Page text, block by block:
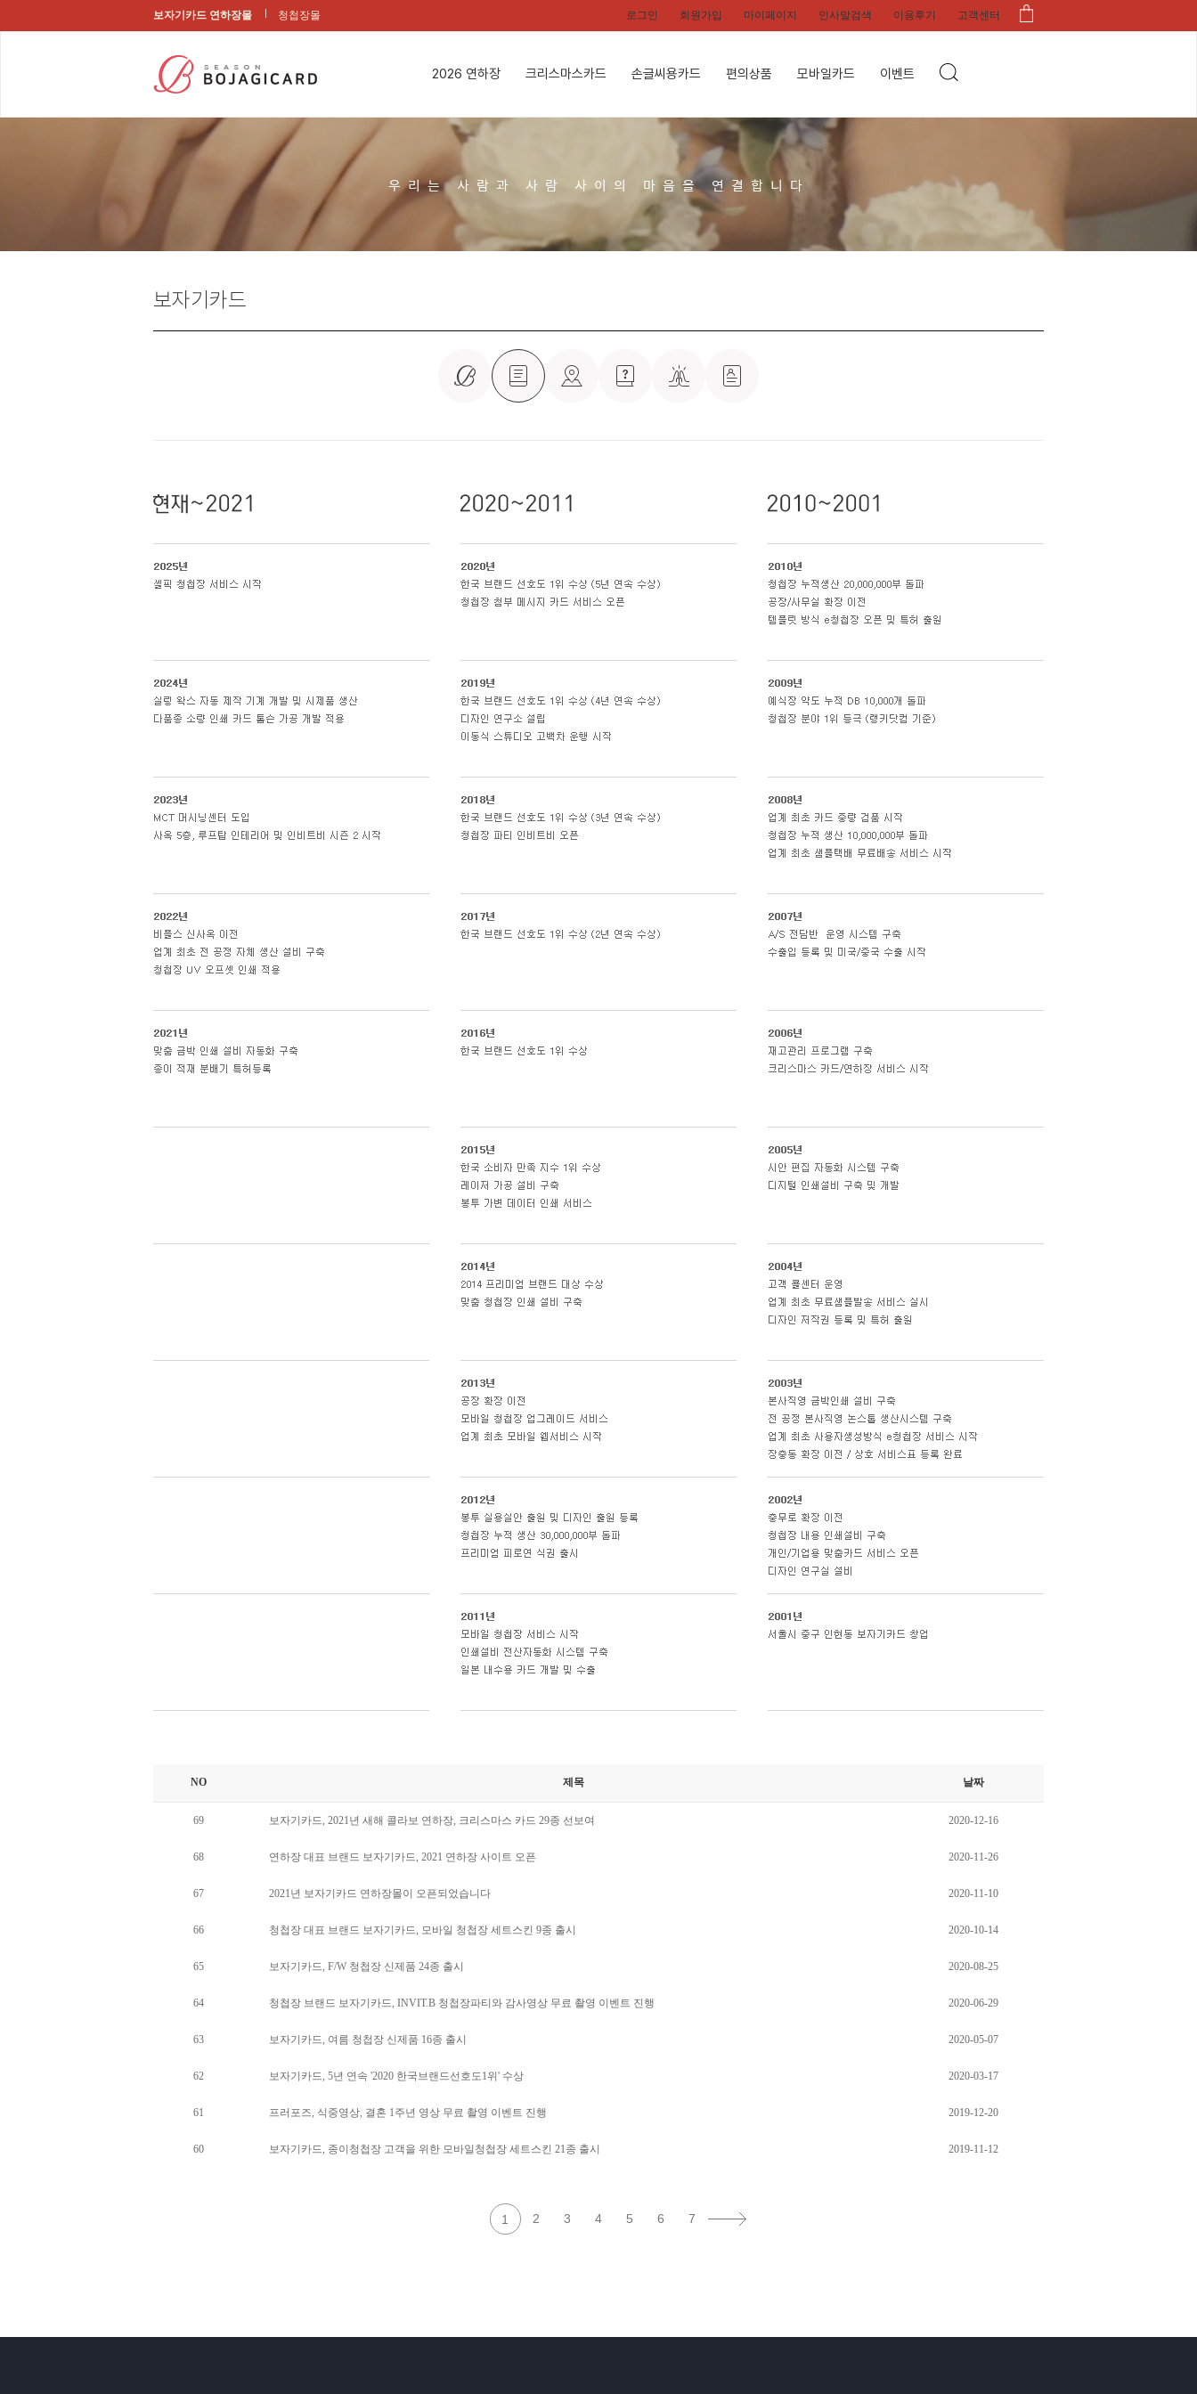
보자기카드 연하장몰 청첩장몰 로그인 회원가입 마이페이지 인사말검색 이용후기 고객센터
2026 연하장 크리스마스카드 손글씨용카드 편의상품 모바일카드 이벤트
우리는 사람과 사람 사이의 마음을 연결합니다
보자기카드
NO 제목 날짜
69 보자기카드, 2021년 새해 콜라보 연하장, 크리스마스 카드 29종 선보여 2020-12-16
68 연하장 대표 브랜드 보자기카드, 2021 연하장 사이트 오픈 2020-11-26
67 2021년 보자기카드 연하장몰이 오픈되었습니다 2020-11-10
66 청첩장 대표 브랜드 보자기카드, 모바일 청첩장 세트스킨 9종 출시 2020-10-14
65 보자기카드, F/W 청첩장 신제품 24종 출시 2020-08-25
64 청첩장 브랜드 보자기카드, INVIT.B 청첩장파티와 감사영상 무료 촬영 이벤트 진행 2020-06-29
63 보자기카드, 여름 청첩장 신제품 16종 출시 2020-05-07
62 보자기카드, 5년 연속 '2020 한국브랜드선호도1위' 수상 2020-03-17
61 프러포즈, 식중영상, 결혼 1주년 영상 무료 촬영 이벤트 진행 2019-12-20
60 보자기카드, 종이청첩장 고객을 위한 모바일청첩장 세트스킨 21종 출시 2019-11-12
1 2 3 4 5 6 7